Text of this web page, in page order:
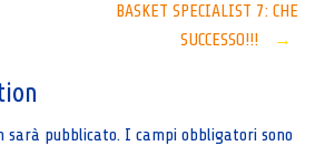
BASKET SPECIALIST 7: CHE
SUCCESSO!!!
→
sarà pubblicato. I campi obbligatori sono